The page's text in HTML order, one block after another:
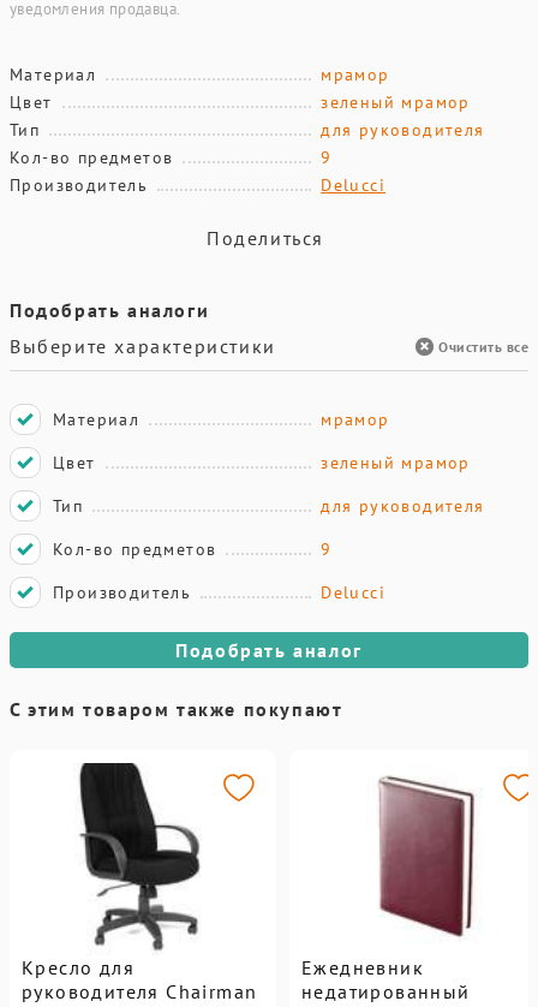
уведомления продавца.
Материал
мрамор
Цвет
зеленый мрамор
Тип
для руководителя
Кол-во предметов
9
Производитель
Delucci
Поделиться
Подобрать аналоги
Выберите характеристики
Очистить все
Материал
мрамор
Цвет
зеленый мрамор
Тип
для руководителя
Кол-во предметов
9
Производитель
Delucci
Подобрать аналог
С этим товаром также покупают
Кресло для
руководителя Chairman
Ежедневник
недатированный